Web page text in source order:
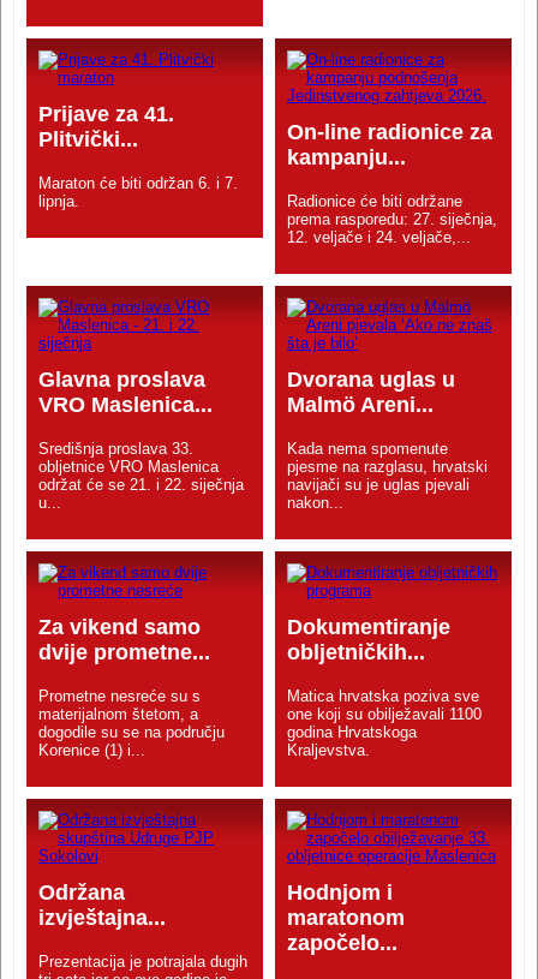
Prijave za 41.
Plitvički...
Maraton će biti održan 6. i 7.
lipnja.
On-line radionice za
kampanju...
Radionice će biti održane
prema rasporedu: 27. siječnja,
12. veljače i 24. veljače,...
Glavna proslava
VRO Maslenica...
Središnja proslava 33.
obljetnice VRO Maslenica
održat će se 21. i 22. siječnja
u...
Dvorana uglas u
Malmö Areni...
Kada nema spomenute
pjesme na razglasu, hrvatski
navijači su je uglas pjevali
nakon...
Za vikend samo
dvije prometne...
Prometne nesreće su s
materijalnom štetom, a
dogodile su se na području
Korenice (1) i...
Dokumentiranje
obljetničkih...
Matica hrvatska poziva sve
one koji su obilježavali 1100
godina Hrvatskoga
Kraljevstva.
Održana
izvještajna...
Prezentacija je potrajala dugih
Hodnjom i
maratonom
započelo...